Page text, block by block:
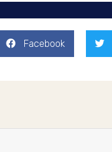
Facebook